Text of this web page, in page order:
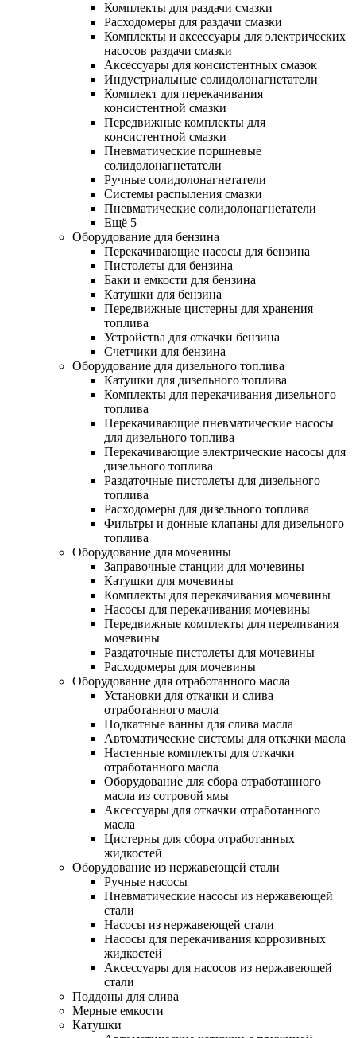
Комплекты для раздачи смазки
Расходомеры для раздачи смазки
Комплекты и аксессуары для электрических
насосов раздачи смазки
Аксессуары для консистентных смазок
Индустриальные солидолонагнетатели
Комплект для перекачивания
консистентной смазки
Передвижные комплекты для
консистентной смазки
Пневматические поршневые
солидолонагнетатели
Ручные солидолонагнетатели
Системы распыления смазки
Пневматические солидолонагнетатели
Ещё 5
Оборудование для бензина
Перекачивающие насосы для бензина
Пистолеты для бензина
Баки и емкости для бензина
Катушки для бензина
Передвижные цистерны для хранения
топлива
Устройства для откачки бензина
Счетчики для бензина
Оборудование для дизельного топлива
Катушки для дизельного топлива
Комплекты для перекачивания дизельного
топлива
Перекачивающие пневматические насосы
для дизельного топлива
Перекачивающие электрические насосы для
дизельного топлива
Раздаточные пистолеты для дизельного
топлива
Расходомеры для дизельного топлива
Фильтры и донные клапаны для дизельного
топлива
Оборудование для мочевины
Заправочные станции для мочевины
Катушки для мочевины
Комплекты для перекачивания мочевины
Насосы для перекачивания мочевины
Передвижные комплекты для переливания
мочевины
Раздаточные пистолеты для мочевины
Расходомеры для мочевины
Оборудование для отработанного масла
Установки для откачки и слива
отработанного масла
Подкатные ванны для слива масла
Автоматические системы для откачки масла
Настенные комплекты для откачки
отработанного масла
Оборудование для сбора отработанного
масла из сотровой ямы
Аксессуары для откачки отработанного
масла
Цистерны для сбора отработанных
жидкостей
Оборудование из нержавеющей стали
Ручные насосы
Пневматические насосы из нержавеющей
стали
Насосы из нержавеющей стали
Насосы для перекачивания коррозивных
жидкостей
Аксессуары для насосов из нержавеющей
стали
Поддоны для слива
Мерные емкости
Катушки